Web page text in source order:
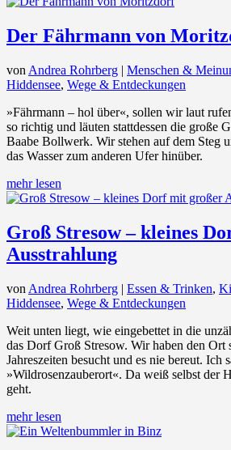
Der Fährmann von
von Andrea Rohrberg | Menschen &
Hiddensee, Wege & Entdeckungen
»Fährmann – hol über«, sollen wir laut
so richtig und läuten stattdessen die große
Baabe Bollwerk. Wir stehen auf dem Steg
das Wasser zum anderen Ufer hinüber.
mehr lesen
Groß Stresow – kleines
Ausstrahlung
von Andrea Rohrberg | Essen & Trinken,
Hiddensee, Wege & Entdeckungen
Weit unten liegt, wie eingebettet in die
das Dorf Groß Stresow. Wir haben den Ort
Jahreszeiten besucht und es nie bereut. Ich
»Wildrosenzauberort«. Da weiß selbst der
geht.
mehr lesen